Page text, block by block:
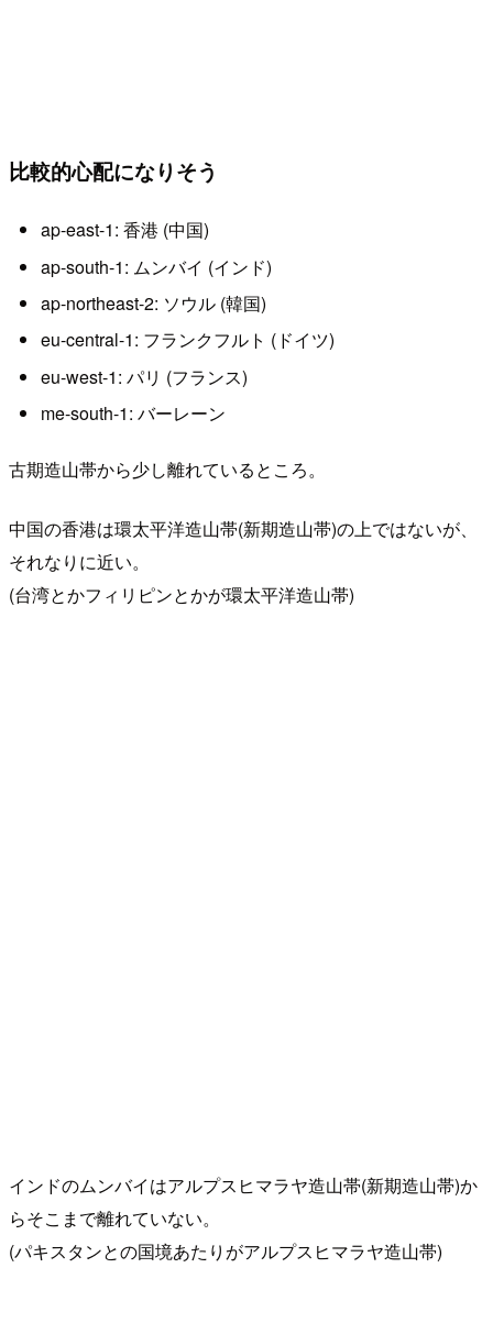
比較的心配になりそう
ap-east-1: 香港 (中国)
ap-south-1: ムンバイ (インド)
ap-northeast-2: ソウル (韓国)
eu-central-1: フランクフルト (ドイツ)
eu-west-1: パリ (フランス)
me-south-1: バーレーン
古期造山帯から少し離れているところ。
中国の香港は環太平洋造山帯(新期造山帯)の上ではないが、
それなりに近い。
(台湾とかフィリピンとかが環太平洋造山帯)
インドのムンバイはアルプスヒマラヤ造山帯(新期造山帯)か
らそこまで離れていない。
(パキスタンとの国境あたりがアルプスヒマラヤ造山帯)